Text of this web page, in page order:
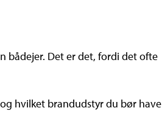
bådejer. Det er det, fordi det ofte
hvilket brandudstyr du bør have